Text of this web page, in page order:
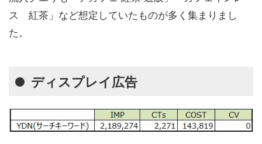
ス 紅茶」など想定していたものが多く集まりまし
た。
ディスプレイ広告